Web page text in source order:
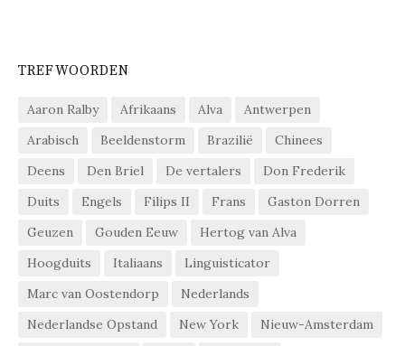
TREFWOORDEN
Aaron Ralby Afrikaans Alva
Antwerpen
Arabisch
Beeldenstorm Brazilië
Chinees
Deens
Den Briel De vertalers
Don Frederik
Duits
Engels Filips II Frans
Gaston Dorren
Geuzen
Gouden Eeuw
Hertog van Alva
Hoogduits
Italiaans
Linguisticator
Marc van Oostendorp
Nederlands
Nederlandse Opstand
New York
Nieuw-Amsterdam